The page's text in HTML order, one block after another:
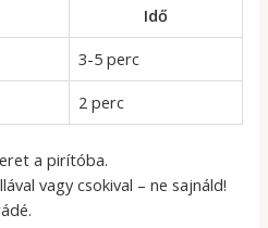
Idő
3-5 perc
2 perc
a pirítóba.
vagy csokival – ne sajnáld!